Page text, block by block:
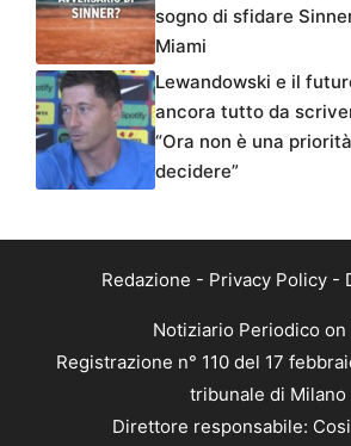
sogno di sfidare
Miami
Lewandowski e il
ancora tutto da
“Ora non è una priorità
decidere”
Redazione - Privacy Policy-
Notiziario Periodico on
Registrazione n° 110 del 17
tribunale di Milano
Direttore responsabile: